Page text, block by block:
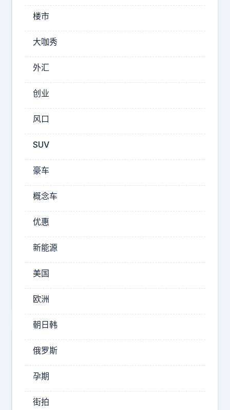
着
一
招
费
2026-
07
桑
爱
球
韩
日
本
裁
提
性
楼市
大咖秀
外汇
创业
风口
SUV
豪车
概念车
优惠
新能源
美国
欧洲
朝日韩
俄罗斯
孕期
街拍